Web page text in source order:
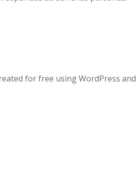
for free using WordPress and